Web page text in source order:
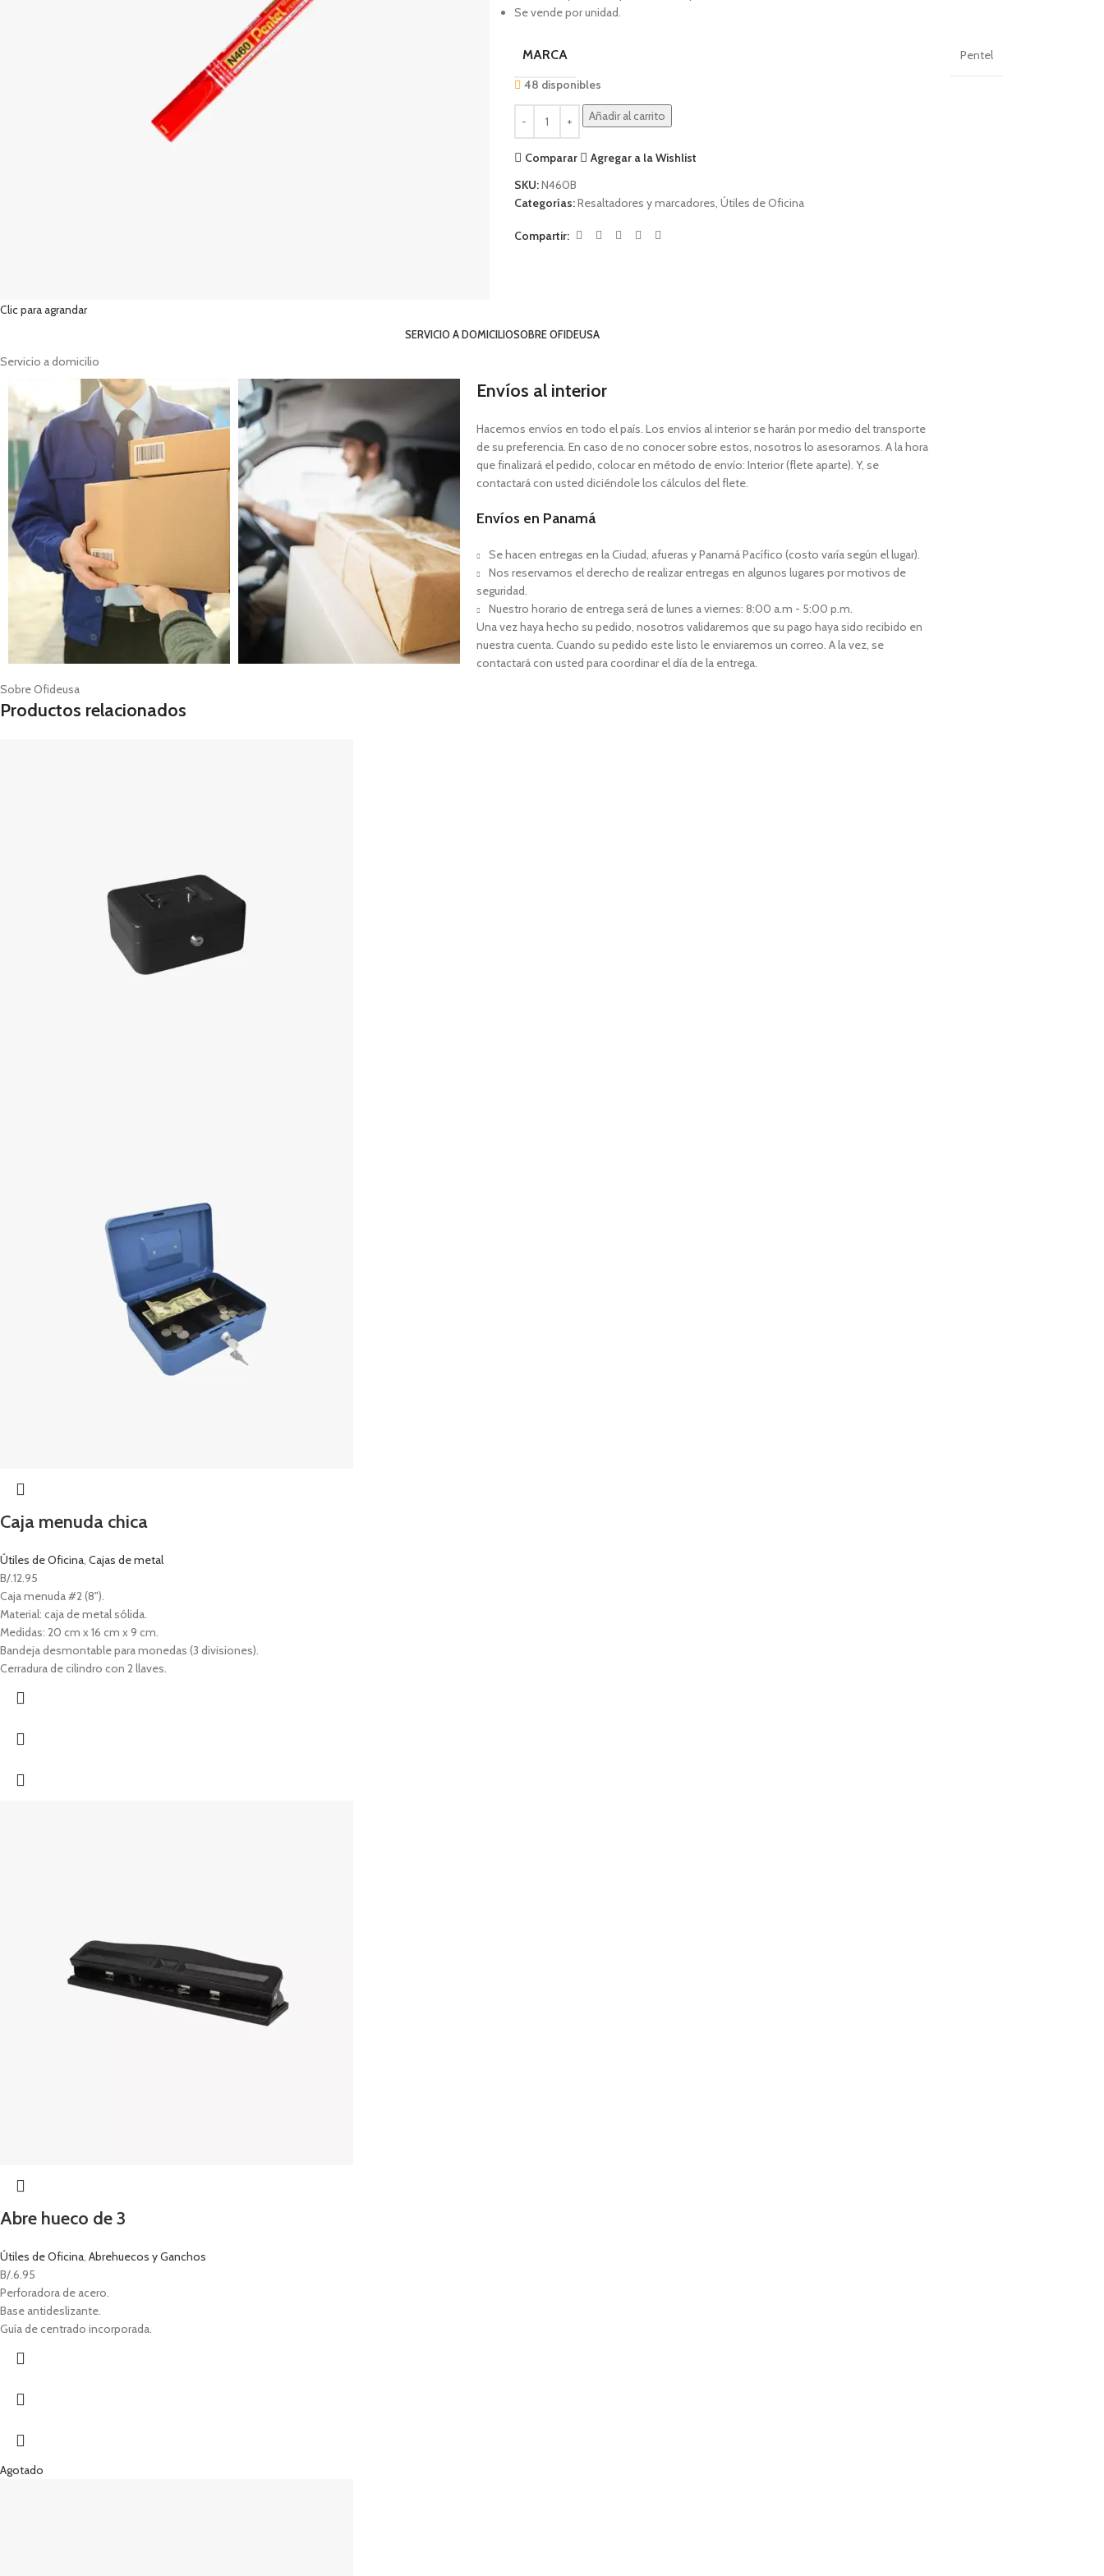
Clic para agrandar
Se vende por unidad.
MARCA
Pentel
48 disponibles
Añadir al carrito
Comparar
Agregar a la Wishlist
SKU:N460B
Categorías:Resaltadores y marcadores, Útiles de Oficina
Compartir:
SERVICIO A DOMICILIOSOBRE OFIDEUSA
Servicio a domicilio
Envíos al interior
Hacemos envíos en todo el país. Los envíos al interior se harán por medio del transporte
de su preferencia. En caso de no conocer sobre estos, nosotros lo asesoramos. A la hora
que finalizará el pedido, colocar en método de envío: Interior (flete aparte). Y, se
contactará con usted diciéndole los cálculos del flete.
Envíos en Panamá
Se hacen entregas en la Ciudad, afueras y Panamá Pacífico (costo varía según el lugar).
Nos reservamos el derecho de realizar entregas en algunos lugares por motivos de
seguridad.
Nuestro horario de entrega será de lunes a viernes: 8:00 a.m - 5:00 p.m.
Una vez haya hecho su pedido, nosotros validaremos que su pago haya sido recibido en
nuestra cuenta. Cuando su pedido este listo le enviaremos un correo. A la vez, se
contactará con usted para coordinar el día de la entrega.
Sobre Ofideusa
Productos relacionados
Caja menuda chica
Útiles de Oficina, Cajas de metal
B/.12.95
Caja menuda #2 (8").
Material: caja de metal sólida.
Medidas: 20 cm x 16 cm x 9 cm.
Bandeja desmontable para monedas (3 divisiones).
Cerradura de cilindro con 2 llaves.
Abre hueco de 3
Útiles de Oficina, Abrehuecos y Ganchos
B/.6.95
Perforadora de acero.
Base antideslizante.
Guía de centrado incorporada.
Agotado